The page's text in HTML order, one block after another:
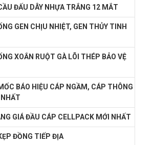
ĐẤU DÂY NHỰA TRẮNG 12 MẮT
GEN CHỊU NHIỆT, GEN THỦY TINH
XOẮN RUỘT GÀ LÕI THÉP BẢO VỆ
BÁO HIỆU CÁP NGẦM, CÁP THÔNG
GIÁ ĐẦU CÁP CELLPACK MỚI NHẤT
ĐỒNG TIẾP ĐỊA